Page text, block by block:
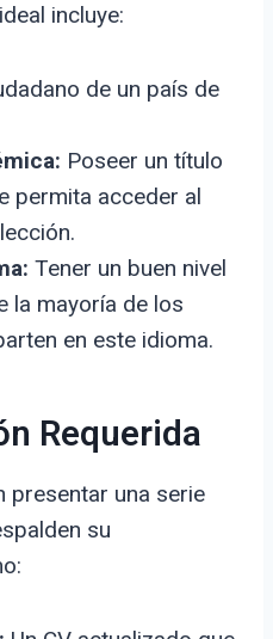
incluye:
de un país de
Poseer un título
permita acceder al
Tener un buen nivel
la mayoría de los
en este idioma.
Requerida
presentar una serie
su